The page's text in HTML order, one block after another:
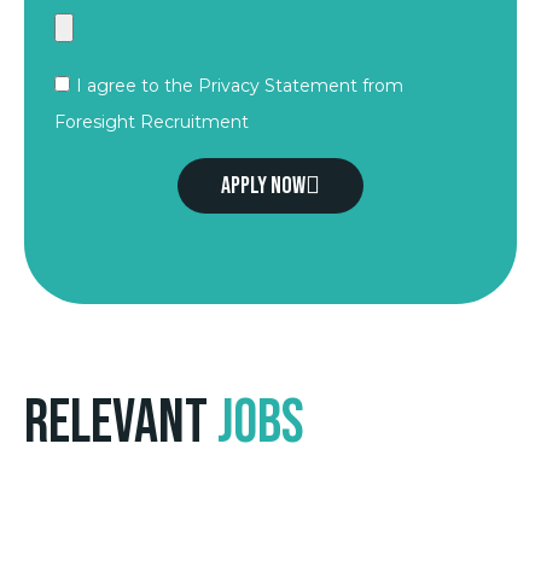
I agree to the Privacy Statement from
Foresight Recruitment
Apply now
RelevantJobs